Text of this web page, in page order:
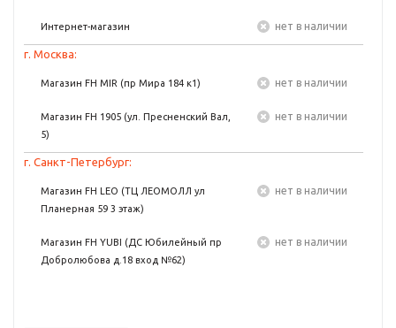
Интернет-магазин Нет в наличии
г. Москва:
Магазин FH MIR (пр Мира 184 к1) Нет в наличии
Магазин FH 1905 (ул. Пресненский Вал,
5)
Нет в наличии
г. Санкт-Петербург:
Магазин FH LEO (ТЦ ЛЕОМОЛЛ ул
Планерная 59 3 этаж)
Нет в наличии
Магазин FH YUBI (ДС Юбилейный пр
Добролюбова д.18 вход №62)
Нет в наличии